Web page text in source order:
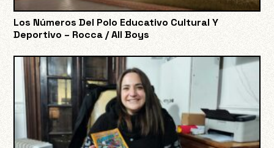
Los Números Del Polo Educativo Cultural Y
Deportivo – Rocca / All Boys